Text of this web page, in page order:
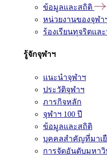
ข้อมูลและสถิติ
หน่วยงานของจุฬา
ร้องเรียนทุจริตแล
รู้จักจุฬาฯ
แนะนำจุฬาฯ
ประวัติจุฬาฯ
ภารกิจหลัก
จุฬาฯ 100 ปี
ข้อมูลและสถิติ
บุคคลสำคัญที่มาเ
การจัดอันดับมหาวิ